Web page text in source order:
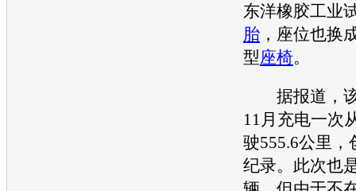
东洋橡胶工业
胎 ，座位也换
型座椅。
据报道，该
11月充电一次
驶555.6公里，
纪录。此次也